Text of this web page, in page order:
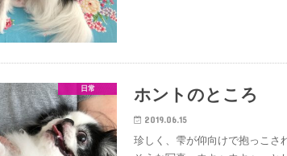
日常 ホントのところ
2019.06.15
珍しく、雫が仰向けで抱っこ